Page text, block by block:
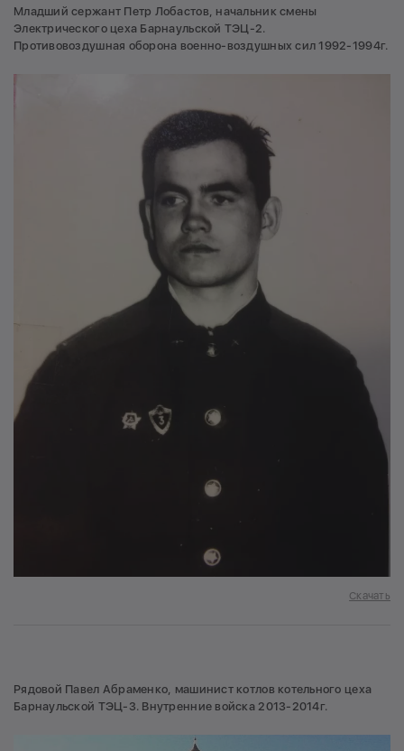
Младший сержант Петр Лобастов, начальник смены
Электрического цеха Барнаульской ТЭЦ-2.
Противовоздушная оборона военно-воздушных сил 1992-1994г.
Скачать
Рядовой Павел Абраменко, машинист котлов котельного цеха
Барнаульской ТЭЦ-3. Внутренние войска 2013-2014г.